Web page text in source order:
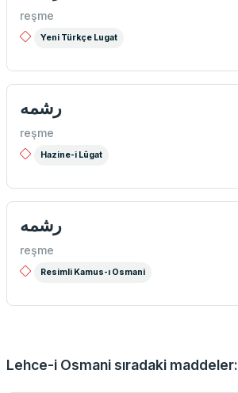
reşme
Yeni Türkçe Lugat
رشمه
reşme
Hazine-i Lûgat
رشمه
reşme
Resimli Kamus-ı Osmani
Lehce-i Osmani sıradaki maddeler: